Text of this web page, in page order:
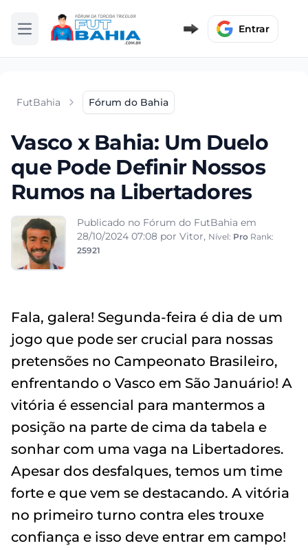
Abrir menu Entrar
FutBahia Fórum do Bahia
Vasco x Bahia: Um Duelo
que Pode Definir Nossos
Rumos na Libertadores
Publicado no Fórum do FutBahia em
28/10/2024 07:08 por Vitor, Nível: Pro Rank:
25921
Fala, galera! Segunda-feira é dia de um
jogo que pode ser crucial para nossas
pretensões no Campeonato Brasileiro,
enfrentando o Vasco em São Januário! A
vitória é essencial para mantermos a
posição na parte de cima da tabela e
sonhar com uma vaga na Libertadores.
Apesar dos desfalques, temos um time
forte e que vem se destacando. A vitória
no primeiro turno contra eles trouxe
confiança e isso deve entrar em campo!